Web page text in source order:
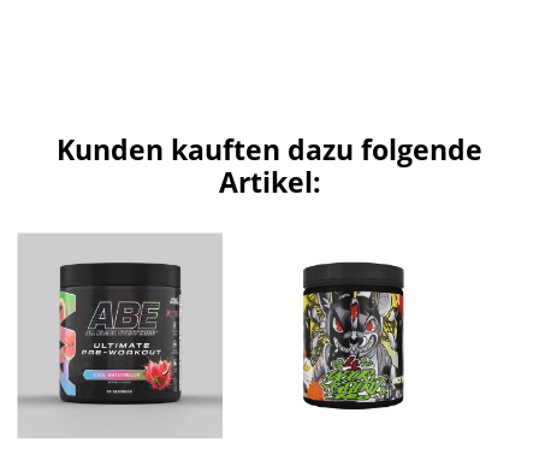
Kunden kauften dazu folgende
Artikel: